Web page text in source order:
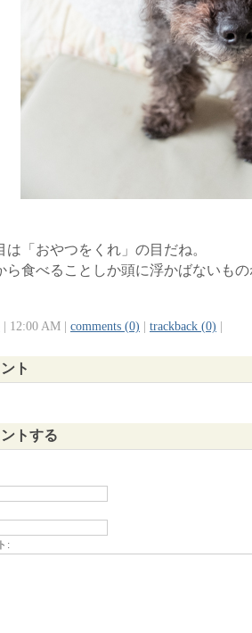
は「おやつをくれ」の目だね。
ら食べることしか頭に浮かばないも
| 12:00 AM | comments (0) trackback (0)
ト
トする
: